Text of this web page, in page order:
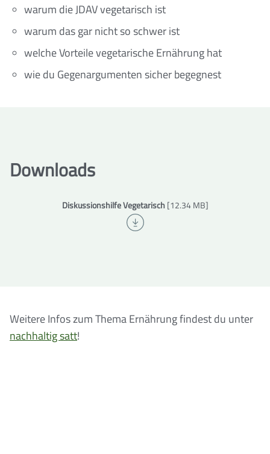
warum die JDAV vegetarisch ist
warum das gar nicht so schwer ist
welche Vorteile vegetarische Ernährung hat
wie du Gegenargumenten sicher begegnest
Downloads
Diskussionshilfe Vegetarisch [12.34 MB]
Weitere Infos zum Thema Ernährung findest du unter
nachhaltig satt!